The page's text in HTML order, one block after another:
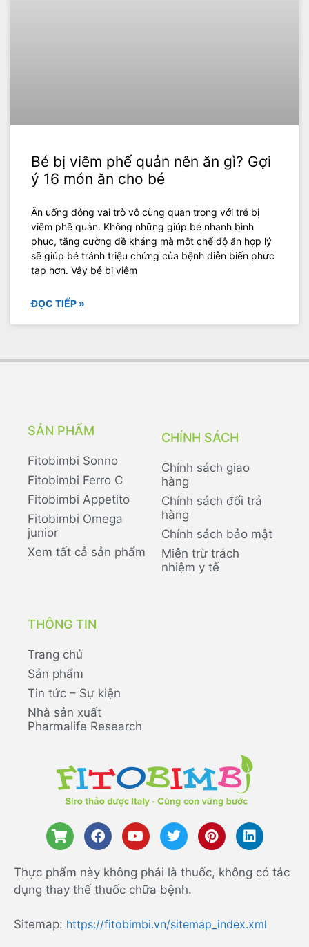
Bé bị viêm phế quản nên ăn gì? Gợi
ý 16 món ăn cho bé
Ăn uống đóng vai trò vô cùng quan trọng với trẻ bị
viêm phế quản. Không những giúp bé nhanh bình
phục, tăng cường đề kháng mà một chế độ ăn hợp lý
sẽ giúp bé tránh triệu chứng của bệnh diễn biến phức
tạp hơn. Vậy bé bị viêm
ĐỌC TIẾP »
SẢN PHẨM
Fitobimbi Sonno
Fitobimbi Ferro C
Fitobimbi Appetito
Fitobimbi Omega
junior
Xem tất cả sản phẩm
CHÍNH SÁCH
Chính sách giao
hàng
Chính sách đổi trả
hàng
Chính sách bảo mật
Miễn trừ trách
nhiệm y tế
THÔNG TIN
Trang chủ
Sản phẩm
Tin tức – Sự kiện
Nhà sản xuất
Pharmalife Research
Thực phẩm này không phải là thuốc, không có tác
dụng thay thế thuốc chữa bệnh.
Sitemap: https://fitobimbi.vn/sitemap_index.xml